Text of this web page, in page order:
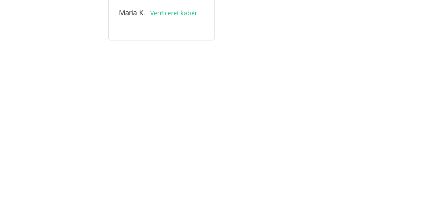
Maria K.